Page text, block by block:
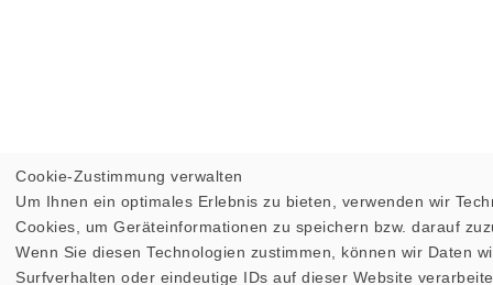
Cookie-Zustimmung verwalten
Um Ihnen ein optimales Erlebnis zu bieten, verwenden wir
Cookies, um Geräteinformationen zu speichern bzw. darauf
Wenn Sie diesen Technologien zustimmen, können wir Daten
Surfverhalten oder eindeutige IDs auf dieser Website